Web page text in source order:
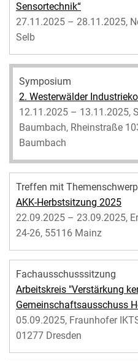
Sensortechnik“
27.11.2025 – 28.11.2025,
Selb
Symposium
2. Westerwälder
12.11.2025 – 13.11.2025,
Baumbach, Rheinstraße
Baumbach
Treffen mit
AKK-Herbstsitzung 2025
22.09.2025 – 23.09.2025,
24-26, 55116 Mainz
Fachausschusssitzung
Arbeitskreis "Verstärkung
Gemeinschaftsausschuss
05.09.2025, Fraunhofer
01277 Dresden